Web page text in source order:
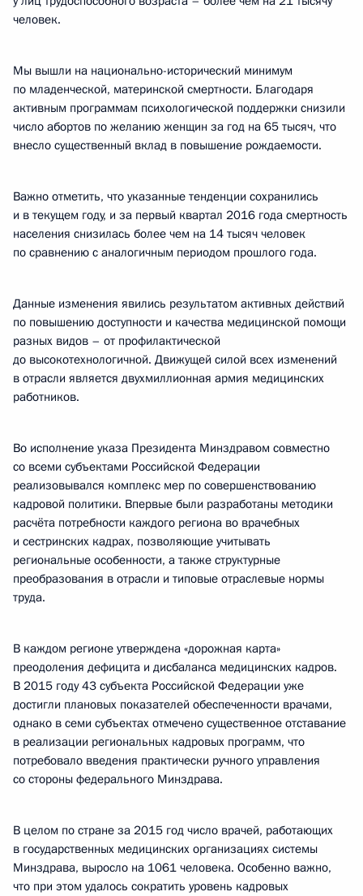
человек.
Мы вышли на национально-исторический минимум
по младенческой, материнской смертности. Благодаря
активным программам психологической поддержки снизили
число абортов по желанию женщин за год на 65 тысяч, что
внесло существенный вклад в повышение рождаемости.
Важно отметить, что указанные тенденции сохранились
и в текущем году, и за первый квартал 2016 года смертность
населения снизилась более чем на 14 тысяч человек
по сравнению с аналогичным периодом прошлого года.
Данные изменения явились результатом активных действий
по повышению доступности и качества медицинской помощи
разных видов – от профилактической
до высокотехнологичной. Движущей силой всех изменений
в отрасли является двухмиллионная армия медицинских
работников.
Во исполнение указа Президента Минздравом совместно
со всеми субъектами Российской Федерации
реализовывался комплекс мер по совершенствованию
кадровой политики. Впервые были разработаны методики
расчёта потребности каждого региона во врачебных
и сестринских кадрах, позволяющие учитывать
региональные особенности, а также структурные
преобразования в отрасли и типовые отраслевые нормы
труда.
В каждом регионе утверждена «дорожная карта»
преодоления дефицита и дисбаланса медицинских кадров.
В 2015 году 43 субъекта Российской Федерации уже
достигли плановых показателей обеспеченности врачами,
однако в семи субъектах отмечено существенное отставание
в реализации региональных кадровых программ, что
потребовало введения практически ручного управления
со стороны федерального Минздрава.
В целом по стране за 2015 год число врачей, работающих
в государственных медицинских организациях системы
Минздрава, выросло на 1061 человека. Особенно важно,
что при этом удалось сократить уровень кадровых